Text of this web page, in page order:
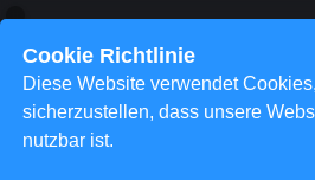
Cookie Richtlinie
Diese Website verwendet
sicherzustellen, dass unsere
nutzbar ist.